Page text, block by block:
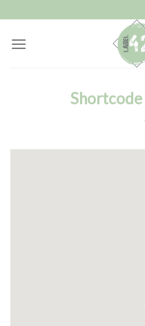
content
Shortcode